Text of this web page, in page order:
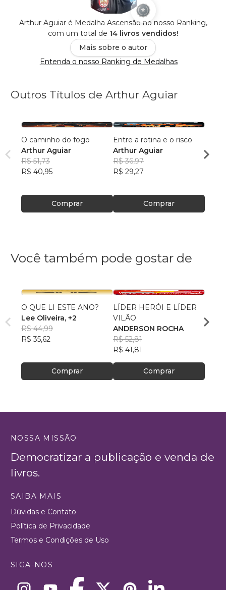
Arthur Aguiar é Medalha Ascensão no nosso Ranking,
com um total de 14 livros vendidos!
Mais sobre o autor
Entenda o nosso Ranking de Medalhas
Outros Títulos de Arthur Aguiar
O caminho do fogo
Arthur Aguiar
R$ 51,73
R$ 40,95
Comprar
Entre a rotina e o risco
Arthur Aguiar
R$ 36,97
R$ 29,27
Comprar
R$
Você também pode gostar de
O QUE LI ESTE ANO?
Lee Oliveira, +2
R$ 44,99
R$ 35,62
Comprar
LÍDER HERÓI E LÍDER
VILÃO
ANDERSON ROCHA
R$ 52,81
R$ 41,81
Comprar
Lee
R$
NOSSA MISSÃO
Democratizar a publicação e venda de
livros.
SAIBA MAIS
Dúvidas e Contato
Política de Privacidade
Termos e Condições de Uso
SIGA-NOS